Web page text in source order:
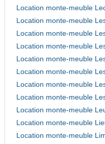
Location monte-meuble
Location monte-meuble
Location monte-meuble
Location monte-meuble
Location monte-meuble
Location monte-meuble
Location monte-meuble
Location monte-meuble
Location monte-meuble
Location monte-meuble
Location monte-meuble